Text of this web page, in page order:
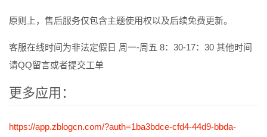
原则上，售后服务仅包含主题使用权以及后续免费更新。
客服在线时间为非法定假日 周一-周五 8：30-17：30 其他时间
请QQ留言或者提交工单
更多应用：
https://app.zblogcn.com/?auth=1ba3bdce-cfd4-44d9-bbda-